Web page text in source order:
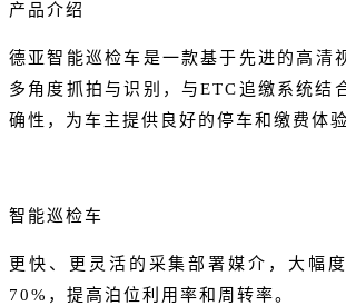
产品介绍
德亚智能巡检车是一款基于先进的高清
多角度抓拍与识别，与ETC追缴系统结
确性，为车主提供良好的停车和缴费体验
智能巡检车
更快、更灵活的采集部署媒介，大幅
70%，提高泊位利用率和周转率。